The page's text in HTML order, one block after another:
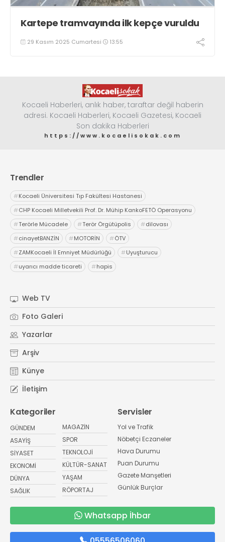
Kartepe tramvayında ilk kepçe vuruldu
29 Kasım 2025 Cumartesi 13:55
Kocaeli Haberleri, anlık haber, taraftar değil haberin
adresi. Kocaeli Haberleri, Kocaeli Gazetesi, Kocaeli
Son dakika Haberleri
https://www.kocaelisokak.com
Trendler
#Kocaeli Üniversitesi Tıp Fakültesi Hastanesi
#CHP Kocaeli Milletvekili Prof. Dr. Mühip KankoFETÖ Operasyonu
#Terörle Mücadele #Terör Örgütüpolis #dilovası
#cinayetBANZİN #MOTORİN #ÖTV
#ZAMKocaeli İl Emniyet Müdürlüğü #Uyuşturucu
#uyarıcı madde ticareti #hapis
Web TV
Foto Galeri
Yazarlar
Arşiv
Künye
İletişim
Kategoriler
GÜNDEM
ASAYİŞ
SİYASET
EKONOMİ
DÜNYA
SAĞLIK
MAGAZİN
SPOR
TEKNOLOJİ
KÜLTÜR-SANAT
YAŞAM
RÖPORTAJ
Servisler
Yol ve Trafik
Nöbetçi Eczaneler
Hava Durumu
Puan Durumu
Gazete Manşetleri
Günlük Burçlar
Whatsapp İhbar